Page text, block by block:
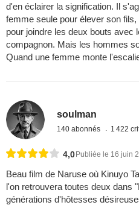
d'en éclairer la signification. Il
femme seule pour élever son
pour joindre les deux bouts avec
compagnon. Mais les hommes
Quand une femme monte
soulman
140 abonnés 1 422
4,0Publiée le 16 juin
Beau film de Naruse où Kinuyo
l'on retrouvera toutes deux dans
générations d'hôtesses